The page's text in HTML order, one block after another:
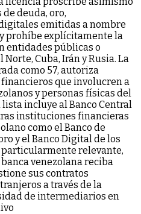
deuda, oro,
emitidas a nombre
prohíbe explícitamente la
entidades públicas o
Cuba, Irán y Rusia. La
como 57, autoriza
que involucren a
y personas físicas del
incluye al Banco Central
instituciones financieras
como el Banco de
y el Banco Digital de los
particularmente relevante,
venezolana reciba
sus contratos
a través de la
de intermediarios en